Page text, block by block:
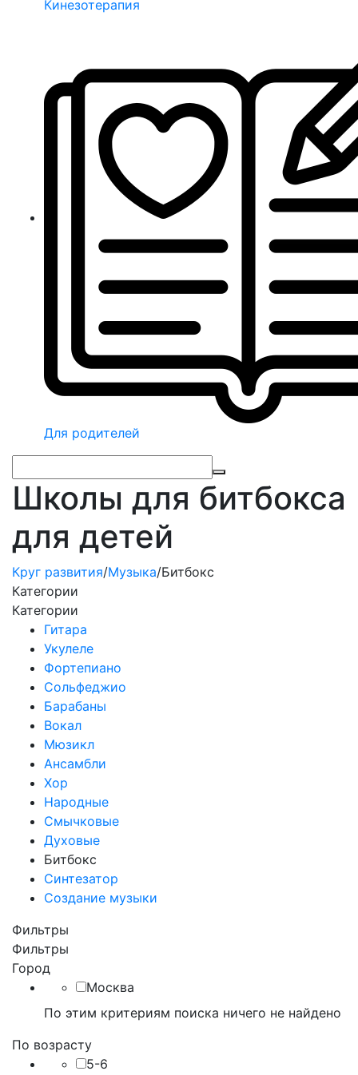
Кинезотерапия
Для родителей
Школы для битбокса
для детей
Круг развития/Музыка/Битбокс
Категории
Категории
Гитара
Укулеле
Фортепиано
Сольфеджио
Барабаны
Вокал
Мюзикл
Ансамбли
Хор
Народные
Смычковые
Духовые
Битбокс
Синтезатор
Создание музыки
Фильтры
Фильтры
Город
Москва
По этим критериям поиска ничего не найдено
По возрасту
5-6